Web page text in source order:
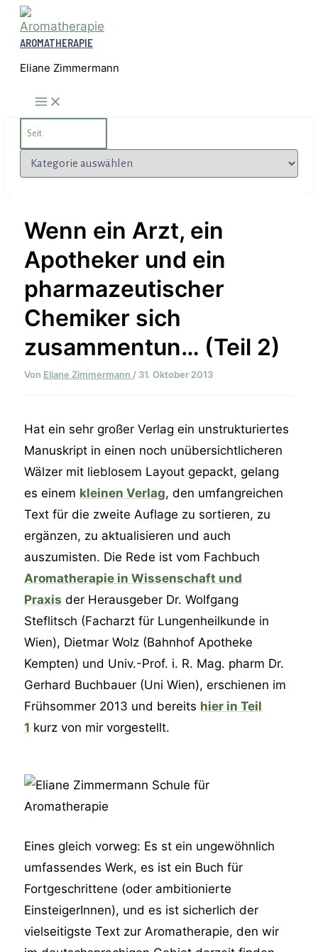
Zum
Inhalt
springen
AROMATHERAPIE
Eliane Zimmermann
for:
Kategorien
Wenn ein Arzt, ein
Apotheker und ein
pharmazeutischer
Chemiker sich
zusammentun… (Teil 2)
Von Eliane Zimmermann/ 31. Oktober 2013
Hat ein sehr großer Verlag ein unstrukturiertes
Manuskript in einen noch unübersichtlicheren
Wälzer mit lieblosem Layout gepackt, gelang
es einem kleinen Verlag, den umfangreichen
Text für die zweite Auflage zu sortieren, zu
ergänzen, zu aktualisieren und auch
auszumisten. Die Rede ist vom Fachbuch
Aromatherapie in Wissenschaft und
Praxis der Herausgeber Dr. Wolfgang
Steflitsch (Facharzt für Lungenheilkunde in
Wien), Dietmar Wolz (Bahnhof Apotheke
Kempten) und Univ.-Prof. i. R. Mag. pharm Dr.
Gerhard Buchbauer (Uni Wien), erschienen im
Frühsommer 2013 und bereits hier in Teil
1 kurz von mir vorgestellt.
Eines gleich vorweg: Es st ein ungewöhnlich
umfassendes Werk, es ist ein Buch für
Fortgeschrittene (oder ambitionierte
EinsteigerInnen), und es ist sicherlich der
vielseitigste Text zur Aromatherapie, den wir